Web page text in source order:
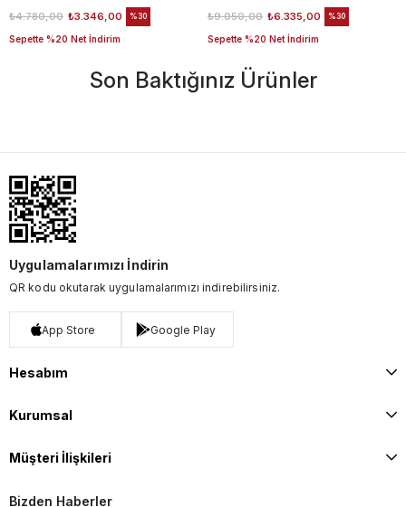
₺3.346,00
₺4.780,00
Sepette %20 Net İndirim
%30 ₺6.335,00
₺9.050,00
Sepette %20 Net İndirim
%30
Son Baktığınız Ürünler
Uygulamalarımızı İndirin
QR kodu okutarak uygulamalarımızı indirebilirsiniz.
App Store Google Play
Hesabım
Kurumsal
Müşteri İlişkileri
Bizden Haberler